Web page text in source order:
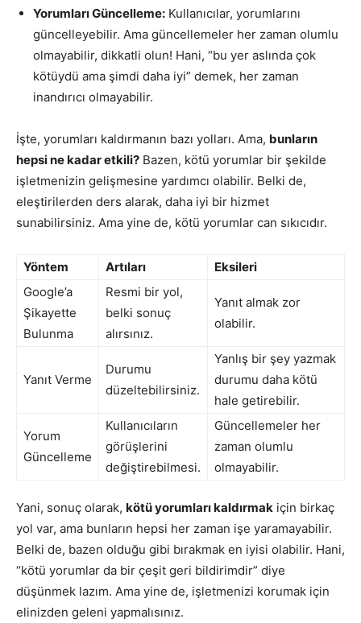
Yorumları Güncelleme: Kullanıcılar, yorumlarını
güncelleyebilir. Ama güncellemeler her zaman olumlu
olmayabilir, dikkatli olun! Hani, “bu yer aslında çok
kötüydü ama şimdi daha iyi” demek, her zaman
inandırıcı olmayabilir.
İşte, yorumları kaldırmanın bazı yolları. Ama, bunların
hepsi ne kadar etkili? Bazen, kötü yorumlar bir şekilde
işletmenizin gelişmesine yardımcı olabilir. Belki de,
eleştirilerden ders alarak, daha iyi bir hizmet
sunabilirsiniz. Ama yine de, kötü yorumlar can sıkıcıdır.
Yöntem Artıları
Eksileri
Google’a
Şikayette
Bulunma
Resmi bir yol,
belki sonuç
alırsınız.
Yanıt almak zor
olabilir.
Yanıt Verme
Durumu
düzeltebilirsiniz.
Yanlış bir şey yazmak
durumu daha kötü
hale getirebilir.
Yorum
Güncelleme
Kullanıcıların
görüşlerini
değiştirebilmesi.
Güncellemeler her
zaman olumlu
olmayabilir.
Yani, sonuç olarak, kötü yorumları kaldırmak için birkaç
yol var, ama bunların hepsi her zaman işe yaramayabilir.
Belki de, bazen olduğu gibi bırakmak en iyisi olabilir. Hani,
“kötü yorumlar da bir çeşit geri bildirimdir” diye
düşünmek lazım. Ama yine de, işletmenizi korumak için
elinizden geleni yapmalısınız.